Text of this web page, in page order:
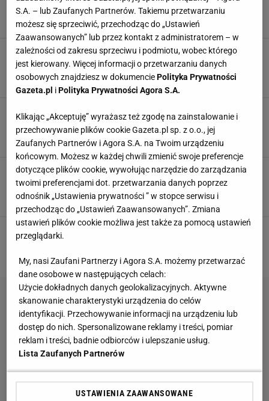
sen, w którym bierzemy udział w wypadku?
SEN
Sen: wypadające zęby. Co mogą oznaczać
pojawiające się w snach zęby?
SEN SENNIK ZNACZENIE SNÓW ZĘBY
Sennik: grzyby. Czy sen o grzybach może
zwiastować coś dobrego?
GRZYBY ZNACZENIE SNÓW
Sennik: pies. Co symbolizuje pies, który
odwiedza nas we śnie? Sprawdzamy!
PIES SEN SENNIK ZNACZENIE SNÓW
1
S.A. – lub Zaufanych Partnerów. Takiemu przetwarzaniu
możesz się sprzeciwić, przechodząc do „Ustawień
Zaawansowanych” lub przez kontakt z administratorem – w
zależności od zakresu sprzeciwu i podmiotu, wobec którego
jest kierowany. Więcej informacji o przetwarzaniu danych
osobowych znajdziesz w dokumenciePolityka Prywatności
Gazeta.pl iPolityka Prywatności Agora S.A.
Klikając „Akceptuję” wyrażasz też zgodę na zainstalowanie i
przechowywanie plików cookie Gazeta.pl sp. z o.o., jej
Zaufanych Partnerów i Agora S.A. na Twoim urządzeniu
końcowym. Możesz w każdej chwili zmienić swoje preferencje
dotyczące plików cookie, wywołując narzędzie do zarządzania
twoimi preferencjami dot. przetwarzania danych poprzez
odnośnik „Ustawienia prywatności ” w stopce serwisu i
przechodząc do „Ustawień Zaawansowanych”. Zmiana
ustawień plików cookie możliwa jest także za pomocą ustawień
przeglądarki.
My, nasi Zaufani Partnerzy i Agora S.A. możemy przetwarzać
dane osobowe w następujących celach:
Użycie dokładnych danych geolokalizacyjnych. Aktywne
skanowanie charakterystyki urządzenia do celów
identyfikacji. Przechowywanie informacji na urządzeniu lub
dostęp do nich. Spersonalizowane reklamy i treści, pomiar
reklam i treści, badnie odbiorców i ulepszanie usług.
Lista Zaufanych Partnerów
USTAWIENIA ZAAWANSOWANE